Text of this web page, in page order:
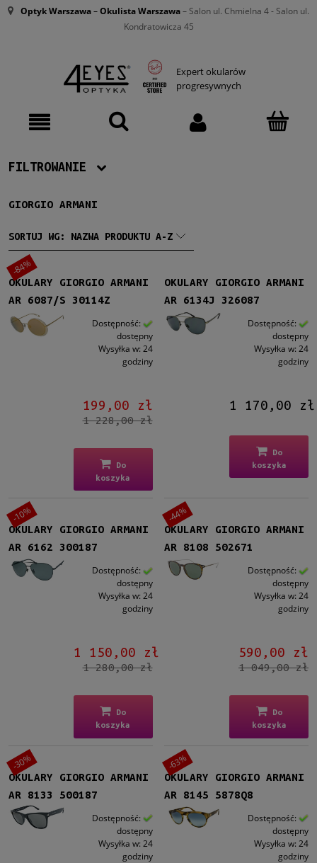
Optyk Warszawa–Okulista Warszawa– Salon ul. Chmielna 4 - Salon ul.
Kondratowicza 45
Expert okularów
progresywnych
FILTROWANIE
Producent
Giorgio Armani (11)
Damskie
Damskie(3)
Męskie
Męskie
(3)
Kolor oprawy
Czarny
(6)
Brązowy/Beżowy(2)
Szary
Rodzaj
Pełne (11)
Lustro
GIORGIO ARMANI
SORTUJ WG: NAZWA PRODUKTU A-Z
OKULARY GIORGIO ARMANI
AR 6087/S 30114Z
Dostępność:
dostępny
Wysyłka w: 24
godziny
199,00 zł
1 228,00 zł
Do
koszyka
-84%
OKULARY GIORGIO ARMANI
AR 6134J 326087
Dostępność:
dostępny
Wysyłka w: 24
godziny
1 170,00 zł
Do
koszyka
OKULARY GIORGIO ARMANI
AR 6162 300187
Dostępność:
dostępny
Wysyłka w: 24
godziny
1 150,00 zł
1 280,00 zł
Do
koszyka
-10%
OKULARY GIORGIO ARMANI
AR 8108 502671
Dostępność:
dostępny
Wysyłka w: 24
godziny
590,00 zł
1 049,00 zł
Do
koszyka
-44%
OKULARY GIORGIO ARMANI
AR 8133 500187
Dostępność:
dostępny
Wysyłka w: 24
godziny
-30%
OKULARY GIORGIO ARMANI
AR 8145 5878Q8
Dostępność:
dostępny
Wysyłka w: 24
godziny
-63%